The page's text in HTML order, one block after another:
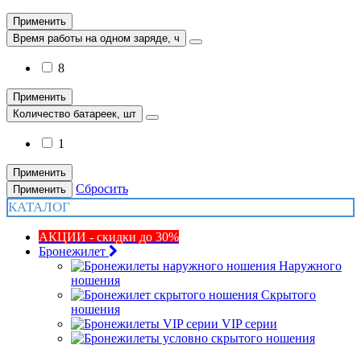
Применить
Время работы на одном заряде, ч
8
Применить
Количество батареек, шт
1
Применить
Применить
Сбросить
КАТАЛОГ
АКЦИИ - скидки до 30%
Бронежилет
Наружного
ношения
Скрытого
ношения
VIP серии